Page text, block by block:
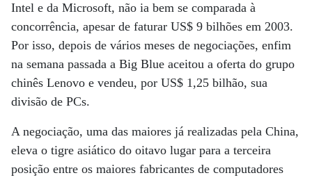
Intel e da Microsoft, não ia bem se comparada à
concorrência, apesar de faturar US$ 9 bilhões em 2003.
Por isso, depois de vários meses de negociações, enfim
na semana passada a Big Blue aceitou a oferta do grupo
chinês Lenovo e vendeu, por US$ 1,25 bilhão, sua
divisão de PCs.
A negociação, uma das maiores já realizadas pela China,
eleva o tigre asiático do oitavo lugar para a terceira
posição entre os maiores fabricantes de computadores